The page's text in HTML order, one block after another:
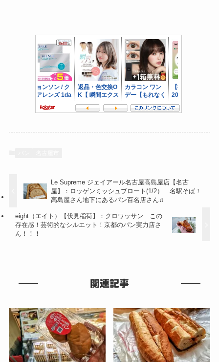
Le Supreme ジェイアール名古屋高島屋店【名古
屋】：ロッゲンミッシュブロート(1/2） 名駅そば！
高島屋さん地下にあるパン百名店さん♫
eight（エイト）【伏見稲荷】：クロワッサン この
存在感！芸術的なシルエット！京都のパン実力店さ
ん！！！
関連記事